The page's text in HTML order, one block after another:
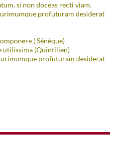
si non doceas recti viam.
profuturam desiderat
( Sénèque)
utilissima (Quintilien)
profuturam desiderat